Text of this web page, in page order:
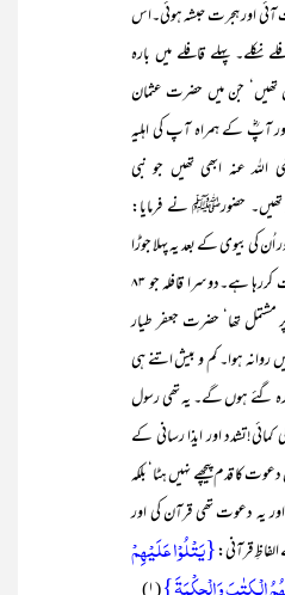
آئی اور ہجرت حبشہ ہوئی۔اس
پہلے قافلے میں بارہ
تھیں‘ جن میں حضرت عثمان
آپؓ کے ہمراہ آپ کی اہلیہ
عنہ ابھی تھیں جو نبی
حضورﷺ نے فرمایا:
کی بیوی کے بعد یہ پہلا جوڑا
ہے جو راہِ خدا میں ہجرت کررہا ہے۔دوسرا قافلہ جو ۸۳
پر مشتمل تھا‘ حضرت جعفر طیار
روانہ ہوا۔ کم و بیش اتنے ہی
گئے ہوں گے۔ یہ تھی رسول
اور ایذا رسانی کے
کا قدم پیچھے نہیں ہٹا‘ بلکہ
یہ دعوت تھی قرآن کی اور
قرآنی:{یَتْلُوْا عَلَیْھِمْ